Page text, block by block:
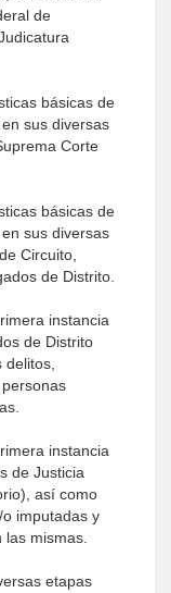
de
básicas de
sus diversas
Corte
básicas de
sus diversas
Circuito,
de Distrito.
instancia
de Distrito
instancia
de Justicia
así como
imputadas y
mismas.
etapas